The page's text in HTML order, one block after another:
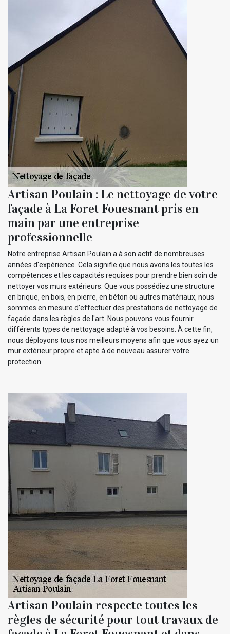
Artisan Poulain : Le nettoyage de votre
façade à La Foret Fouesnant pris en
main par une entreprise
professionnelle
Notre entreprise Artisan Poulain a à son actif de nombreuses
années d'expérience. Cela signifie que nous avons les toutes les
compétences et les capacités requises pour prendre bien soin de
nettoyer vos murs extérieurs. Que vous possédiez une structure
en brique, en bois, en pierre, en béton ou autres matériaux, nous
sommes en mesure d’effectuer des prestations de nettoyage de
façade dans les règles de l'art. Nous pouvons vous fournir
différents types de nettoyage adapté à vos besoins. À cette fin,
nous déployons tous nos meilleurs moyens afin que vous ayez un
mur extérieur propre et apte à de nouveau assurer votre
protection.
Artisan Poulain respecte toutes les
règles de sécurité pour tout travaux de